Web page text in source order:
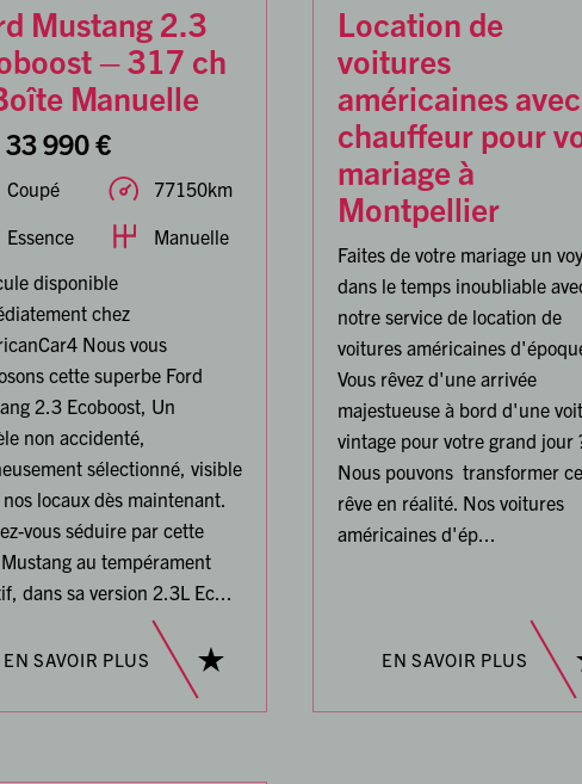
Mustang 2.3
– 317 ch
Manuelle
33 990 €
Coupé
77150km
Essence
Manuelle
disponible
chez
Nous vous
cette superbe Ford
2.3 Ecoboost, Un
non accidenté,
sélectionné, visible
locaux dès maintenant.
vous séduire par cette
au tempérament
dans sa version 2.3L Ec...
EN SAVOIR PLUS
Location de
voitures
américaines avec
chauffeur pour
mariage à
Montpellier
Faites de votre mariage un
dans le temps inoubliable
notre service de location de
voitures américaines
Vous rêvez d'une arrivée
majestueuse à bord d'une
vintage pour votre grand jour
Nous pouvons transformer ce
rêve en réalité. Nos voitures
américaines d'ép...
EN SAVOIR PLUS